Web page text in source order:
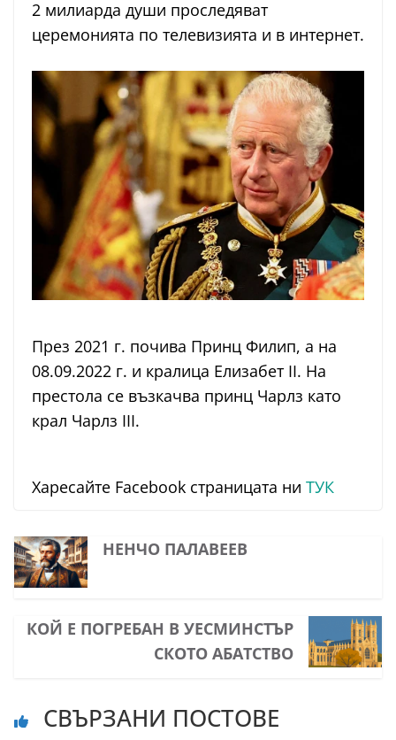
2 милиарда души проследяват
церемонията по телевизията и в интернет.
През 2021 г. почива Принц Филип, а на
08.09.2022 г. и кралица Елизабет II. На
престола се възкачва принц Чарлз като
крал Чарлз III.
Харесайте Facebook страницата ни ТУК
НЕНЧО ПАЛАВЕЕВ
КОЙ Е ПОГРЕБАН В УЕСМИНСТЪР
СКОТО АБАТСТВО
СВЪРЗАНИ ПОСТОВЕ